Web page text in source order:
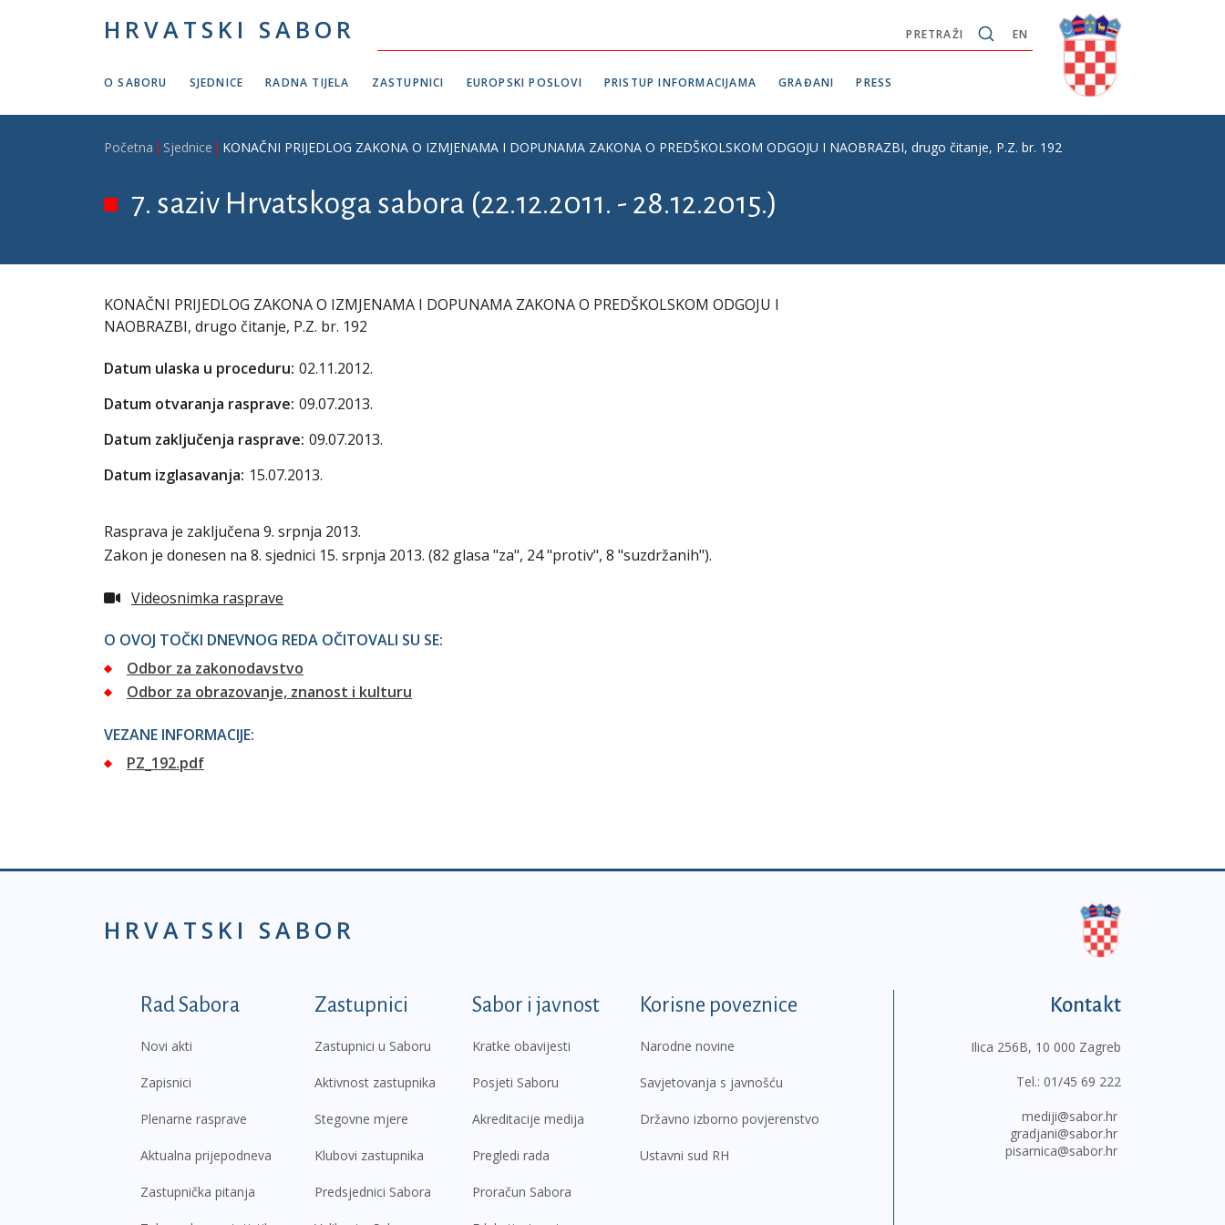
HRVATSKI SABOR EN
PRETRAŽI
O SABORU SJEDNICE RADNA TIJELA ZASTUPNICI EUROPSKI POSLOVI PRISTUP INFORMACIJAMA GRAĐANI PRESS
Breadcrumb
Početna Sjednice KONAČNI PRIJEDLOG ZAKONA O IZMJENAMA I DOPUNAMA ZAKONA O PREDŠKOLSKOM ODGOJU I NAOBRAZBI, drugo čitanje, P.Z. br. 192
7. saziv Hrvatskoga sabora (22.12.2011. - 28.12.2015.)
KONAČNI PRIJEDLOG ZAKONA O IZMJENAMA I DOPUNAMA ZAKONA O PREDŠKOLSKOM ODGOJU I
NAOBRAZBI, drugo čitanje, P.Z. br. 192
Datum ulaska u proceduru: 02.11.2012.
Datum otvaranja rasprave: 09.07.2013.
Datum zaključenja rasprave: 09.07.2013.
Datum izglasavanja: 15.07.2013.
Rasprava je zaključena 9. srpnja 2013.
Zakon je donesen na 8. sjednici 15. srpnja 2013. (82 glasa "za", 24 "protiv", 8 "suzdržanih").
Videosnimka rasprave
O OVOJ TOČKI DNEVNOG REDA OČITOVALI SU SE:
Odbor za zakonodavstvo
Odbor za obrazovanje, znanost i kulturu
VEZANE INFORMACIJE:
PZ_192.pdf
HRVATSKI SABOR
Podnožje prvi izbornik
Rad Sabora
Novi akti
Zapisnici
Plenarne rasprave
Aktualna prijepodneva
Zastupnička pitanja
Zastupnici
Zastupnici u Saboru
Aktivnost zastupnika
Stegovne mjere
Klubovi zastupnika
Predsjednici Sabora
Sabor i javnost
Kratke obavijesti
Posjeti Saboru
Akreditacije medija
Pregledi rada
Proračun Sabora
Korisne poveznice
Narodne novine
Savjetovanja s javnošću
Državno izborno povjerenstvo
Ustavni sud RH
Kontakt
Ilica 256B, 10 000 Zagreb
Tel.: 01/45 69 222
mediji@sabor.hr
gradjani@sabor.hr
pisarnica@sabor.hr